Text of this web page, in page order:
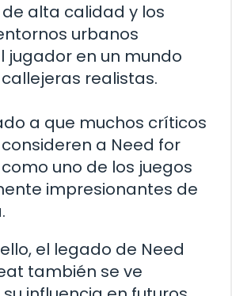
alta calidad y los
urbanos
jugador en un mundo
realistas.
a que muchos críticos
a Need for
uno de los juegos
impresionantes de
el legado de Need
también se ve